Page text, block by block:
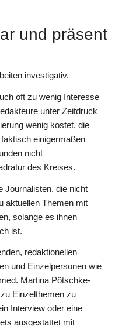
und präsent
investigativ.
oft zu wenig Interesse
unter Zeitdruck
wenig kostet, die
einigermaßen
nicht
des Kreises.
Journalisten, die nicht
aktuellen Themen mit
solange es ihnen
ist.
redaktionellen
und Einzelpersonen wie
Martina Pötschke-
Einzelthemen zu
Interview oder eine
ausgestattet mit